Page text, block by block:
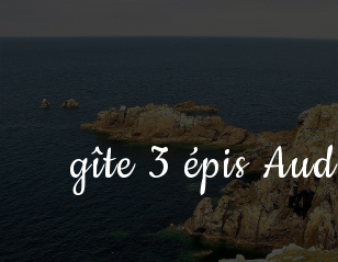
gîte 3 épis